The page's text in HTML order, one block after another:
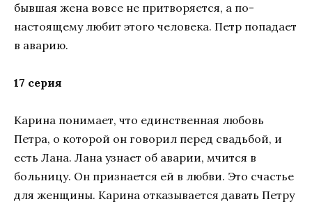
бывшая жена вовсе не притворяется, а по-
настоящему любит этого человека. Петр попадает
в аварию.
17 серия
Карина понимает, что единственная любовь
Петра, о которой он говорил перед свадьбой, и
есть Лана. Лана узнает об аварии, мчится в
больницу. Он признается ей в любви. Это счастье
для женщины. Карина отказывается давать Петру